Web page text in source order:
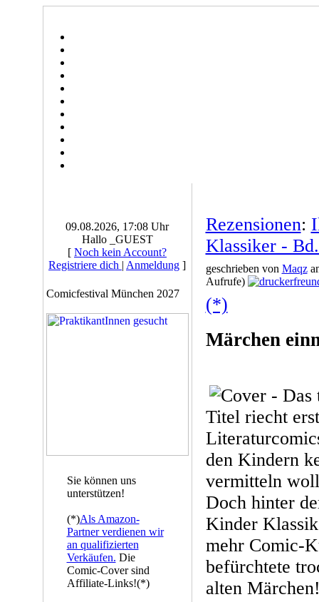
09.08.2026, 17:08 Uhr
Hallo _GUEST
[ Noch kein Account?
Registriere dich | Anmeldung ]
Comicfestival München 2027
Sie können uns
unterstützen!
(*)Als Amazon-
Partner verdienen wir
an qualifizierten
Verkäufen. Die
Comic-Cover sind
Affiliate-Links!(*)
Rezensionen:
Klassiker -
geschrieben von Maqz
Aufrufe)
(*)
Märchen
Titel riecht
den Kindern
vermitteln
Doch hinter
Kinder
mehr Comic-
befürchtete
alten